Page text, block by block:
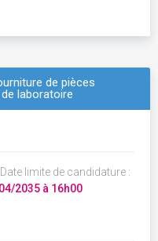
de pièces
laboratoire
Date limite de candidature :
2035 à 16h00